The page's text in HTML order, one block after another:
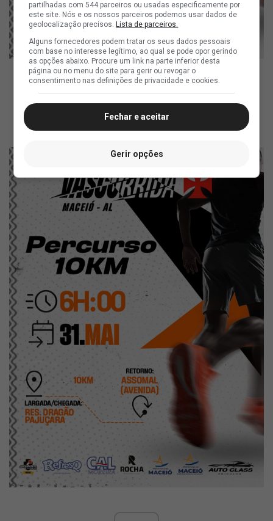
ad
partilhadas com 544 parceiros ou usadas especificamente por
este site. Nós e os nossos parceiros podemos usar dados de
geolocalização precisos. Lista de parceiros.
Alguns fornecedores podem tratar os seus dados pessoais
com base no interesse legítimo, ao qual se pode opor gerindo
as opções abaixo. Procure um link na parte inferior desta
página ou no menu do site para gerir ou revogar o
consentimento nas definições de privacidade e cookies.
Fechar e aceitar
Gerir opções